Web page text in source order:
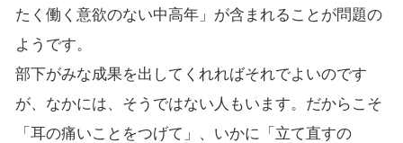
たく働く意欲のない中高年」が含まれることが問題の
ようです。
部下がみな成果を出してくれればそれでよいのです
が、なかには、そうではない人もいます。だからこそ
「耳の痛いことをつげて」、いかに「立て直すの